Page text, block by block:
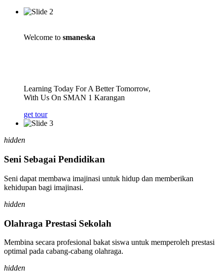
Welcome to smaneska
Learning Today For A Better Tomorrow,
With Us On SMAN 1 Karangan
get tour
hidden
Seni Sebagai Pendidikan
Seni dapat membawa imajinasi untuk hidup dan memberikan
kehidupan bagi imajinasi.
hidden
Olahraga Prestasi Sekolah
Membina secara profesional bakat siswa untuk memperoleh prestasi
optimal pada cabang-cabang olahraga.
hidden